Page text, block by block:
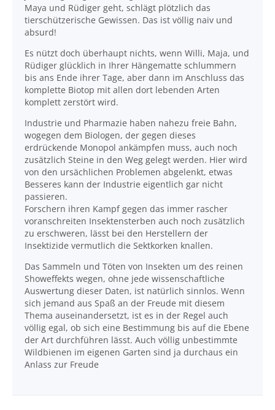
Maya und Rüdiger geht, schlägt plötzlich das
tierschützerische Gewissen. Das ist völlig naiv und
absurd!
Es nützt doch überhaupt nichts, wenn Willi, Maja, und
Rüdiger glücklich in Ihrer Hängematte schlummern
bis ans Ende ihrer Tage, aber dann im Anschluss das
komplette Biotop mit allen dort lebenden Arten
komplett zerstört wird.
Industrie und Pharmazie haben nahezu freie Bahn,
wogegen dem Biologen, der gegen dieses
erdrückende Monopol ankämpfen muss, auch noch
zusätzlich Steine in den Weg gelegt werden. Hier wird
von den ursächlichen Problemen abgelenkt, etwas
Besseres kann der Industrie eigentlich gar nicht
passieren.
Forschern ihren Kampf gegen das immer rascher
voranschreiten Insektensterben auch noch zusätzlich
zu erschweren, lässt bei den Herstellern der
Insektizide vermutlich die Sektkorken knallen.
Das Sammeln und Töten von Insekten um des reinen
Showeffekts wegen, ohne jede wissenschaftliche
Auswertung dieser Daten, ist natürlich sinnlos. Wenn
sich jemand aus Spaß an der Freude mit diesem
Thema auseinandersetzt, ist es in der Regel auch
völlig egal, ob sich eine Bestimmung bis auf die Ebene
der Art durchführen lässt. Auch völlig unbestimmte
Wildbienen im eigenen Garten sind ja durchaus ein
Anlass zur Freude